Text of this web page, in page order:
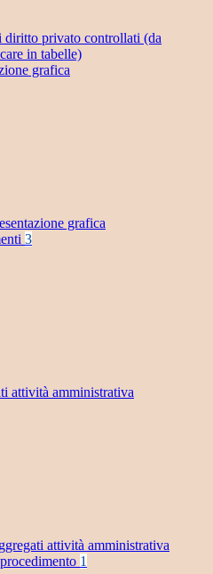
diritto privato controllati (da
in tabelle)
grafica
grafica
3
attività amministrativa
attività amministrativa
1